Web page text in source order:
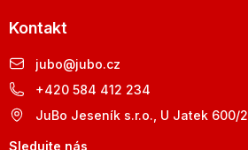
Kontakt
jubo@jubo.cz
+420 584 412 234
JuBo Jeseník s.r.o., U Jatek 600/2
Sledujte nás